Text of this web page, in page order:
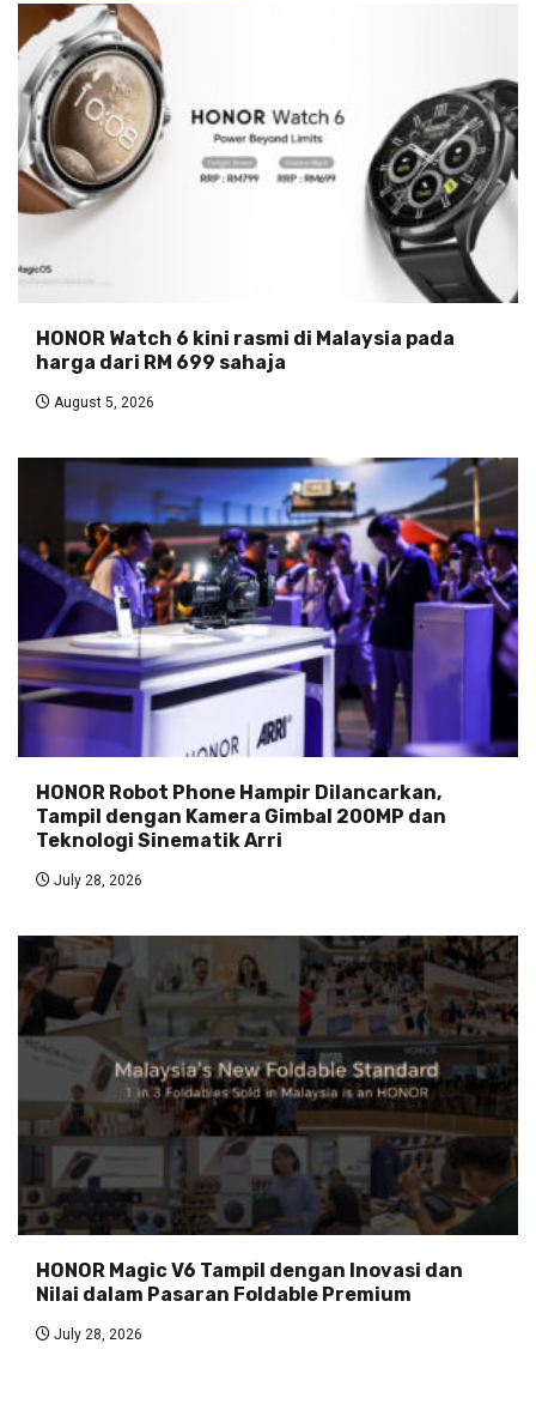
HONOR Watch 6 kini rasmi di Malaysia pada
harga dari RM 699 sahaja
August 5, 2026
HONOR Robot Phone Hampir Dilancarkan,
Tampil dengan Kamera Gimbal 200MP dan
Teknologi Sinematik Arri
July 28, 2026
HONOR Magic V6 Tampil dengan Inovasi dan
Nilai dalam Pasaran Foldable Premium
July 28, 2026